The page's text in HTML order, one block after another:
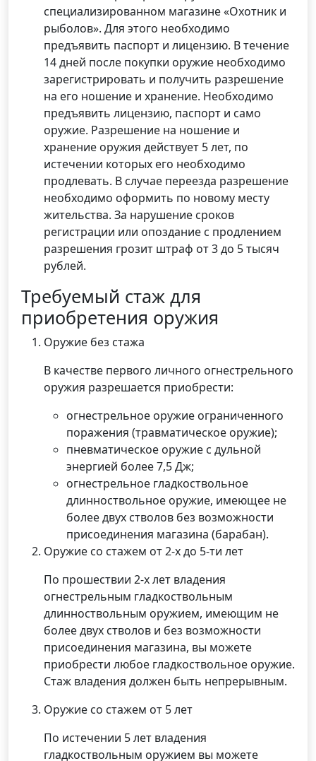
специализированном магазине «Охотник и
рыболов». Для этого необходимо
предъявить паспорт и лицензию. В течение
14 дней после покупки оружие необходимо
зарегистрировать и получить разрешение
на его ношение и хранение. Необходимо
предъявить лицензию, паспорт и само
оружие. Разрешение на ношение и
хранение оружия действует 5 лет, по
истечении которых его необходимо
продлевать. В случае переезда разрешение
необходимо оформить по новому месту
жительства. За нарушение сроков
регистрации или опоздание с продлением
разрешения грозит штраф от 3 до 5 тысяч
рублей.
Требуемый стаж для
приобретения оружия
Оружие без стажа
В качестве первого личного огнестрельного
оружия разрешается приобрести:
огнестрельное оружие ограниченного
поражения (травматическое оружие);
пневматическое оружие с дульной
энергией более 7,5 Дж;
огнестрельное гладкоствольное
длинноствольное оружие, имеющее не
более двух стволов без возможности
присоединения магазина (барабан).
Оружие со стажем от 2-х до 5-ти лет
По прошествии 2-х лет владения
огнестрельным гладкоствольным
длинноствольным оружием, имеющим не
более двух стволов и без возможности
присоединения магазина, вы можете
приобрести любое гладкоствольное оружие.
Стаж владения должен быть непрерывным.
Оружие со стажем от 5 лет
По истечении 5 лет владения
гладкоствольным оружием вы можете